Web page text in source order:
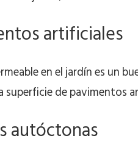
artificiales
en el jardín es un
de pavimentos
autóctonas